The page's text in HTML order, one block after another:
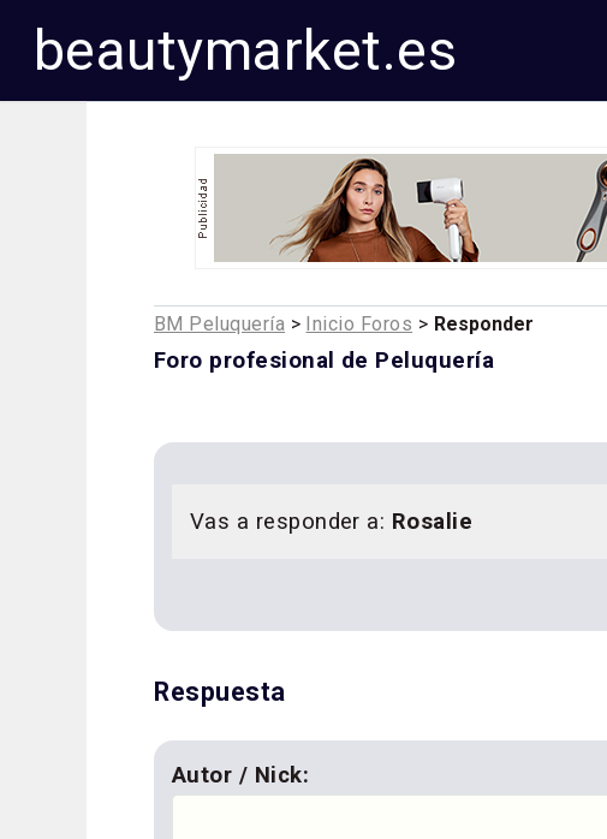
beautymarket.es
BM Peluquería > Inicio Foros > Responder
Foro profesional de Peluquería
Vas a responder a: Rosalie
Respuesta
Autor / Nick: